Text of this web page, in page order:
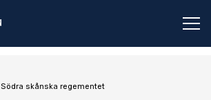
Södra skånska regementet